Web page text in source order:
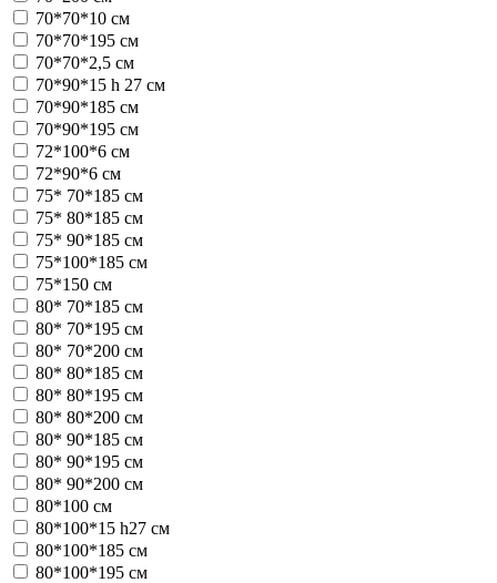
70*70*10 см
70*70*195 см
70*70*2,5 см
70*90*15 h 27 см
70*90*185 см
70*90*195 см
72*100*6 см
72*90*6 см
75* 70*185 см
75* 80*185 см
75* 90*185 см
75*100*185 см
75*150 см
80* 70*185 см
80* 70*195 см
80* 70*200 см
80* 80*185 см
80* 80*195 см
80* 80*200 см
80* 90*185 см
80* 90*195 см
80* 90*200 см
80*100 см
80*100*15 h27 см
80*100*185 см
80*100*195 см